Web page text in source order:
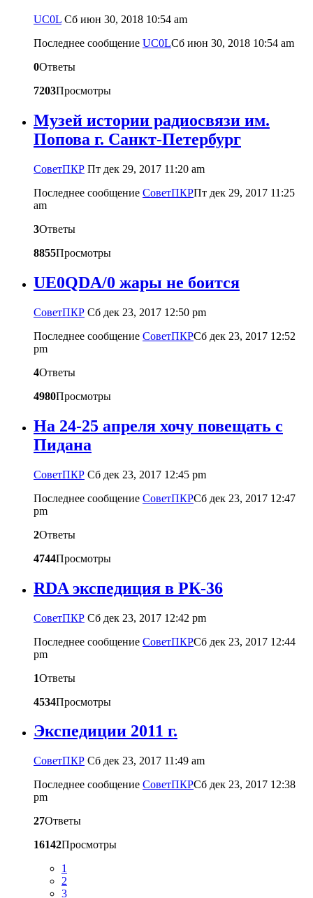
UC0L Сб июн 30, 2018 10:54 am
Последнее сообщение UC0LСб июн 30, 2018 10:54 am
0Ответы
7203Просмотры
Музей истории радиосвязи им.
Попова г. Санкт-Петербург
CоветПКР Пт дек 29, 2017 11:20 am
Последнее сообщение CоветПКРПт дек 29, 2017 11:25
am
3Ответы
8855Просмотры
UE0QDA/0 жары не боится
CоветПКР Сб дек 23, 2017 12:50 pm
Последнее сообщение CоветПКРСб дек 23, 2017 12:52
pm
4Ответы
4980Просмотры
На 24-25 апреля хочу повещать с
Пидана
CоветПКР Сб дек 23, 2017 12:45 pm
Последнее сообщение CоветПКРСб дек 23, 2017 12:47
pm
2Ответы
4744Просмотры
RDA экспедиция в РК-36
CоветПКР Сб дек 23, 2017 12:42 pm
Последнее сообщение CоветПКРСб дек 23, 2017 12:44
pm
1Ответы
4534Просмотры
Экспедиции 2011 г.
CоветПКР Сб дек 23, 2017 11:49 am
Последнее сообщение CоветПКРСб дек 23, 2017 12:38
pm
27Ответы
16142Просмотры
1
2
3